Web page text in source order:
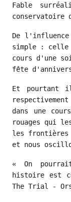
Fable
conservatoire
De l'influence
simple : celle
cours d'une
fête
Et pourtant
dans une
rouages qui
les
et nous
« On
histoire est
The Trial -